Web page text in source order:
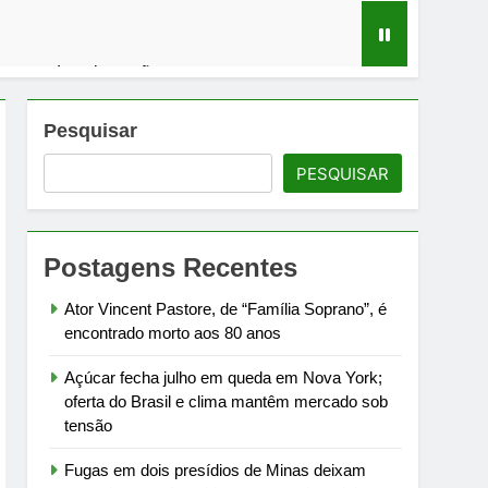
sob tensão
debate sobre infraestrutura carcerária
à meia-noite de 1º de agosto
de Estado
Pesquisar
PESQUISAR
Postagens Recentes
Ator Vincent Pastore, de “Família Soprano”, é
encontrado morto aos 80 anos
Açúcar fecha julho em queda em Nova York;
oferta do Brasil e clima mantêm mercado sob
tensão
Fugas em dois presídios de Minas deixam